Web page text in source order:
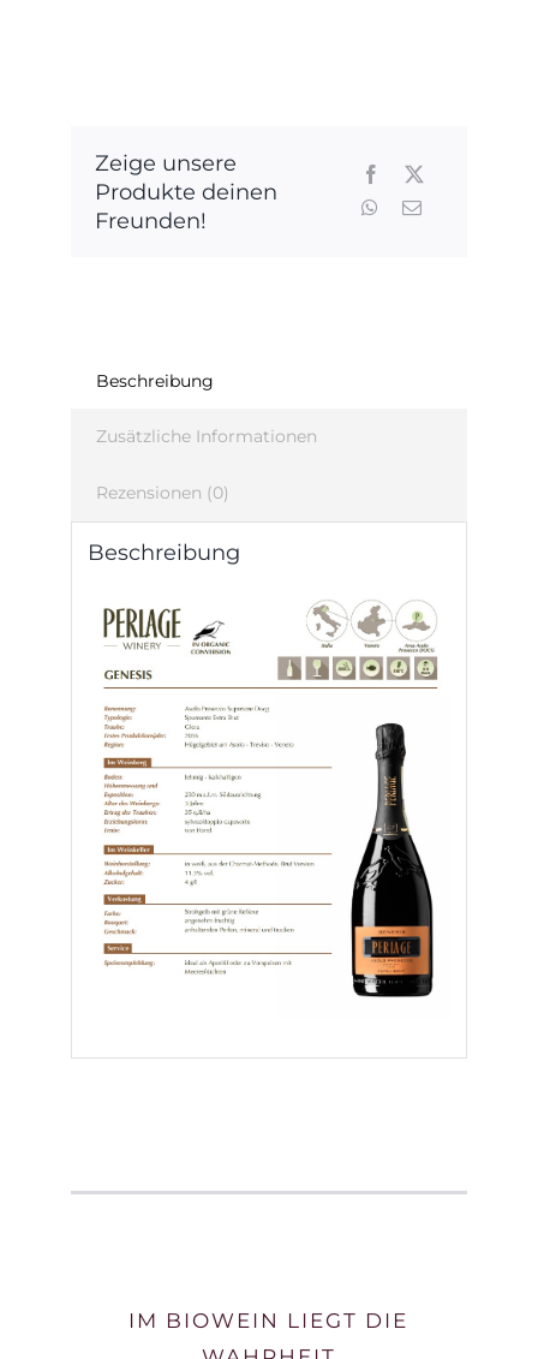
Beschreibung
Zusätzliche Informationen
Rezensionen (0)
Beschreibung
Zeige unsere
Produkte deinen
Freunden!
IM BIOWEIN LIEGT DIE